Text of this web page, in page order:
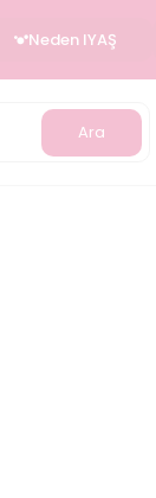
Neden IYAŞ
Ara